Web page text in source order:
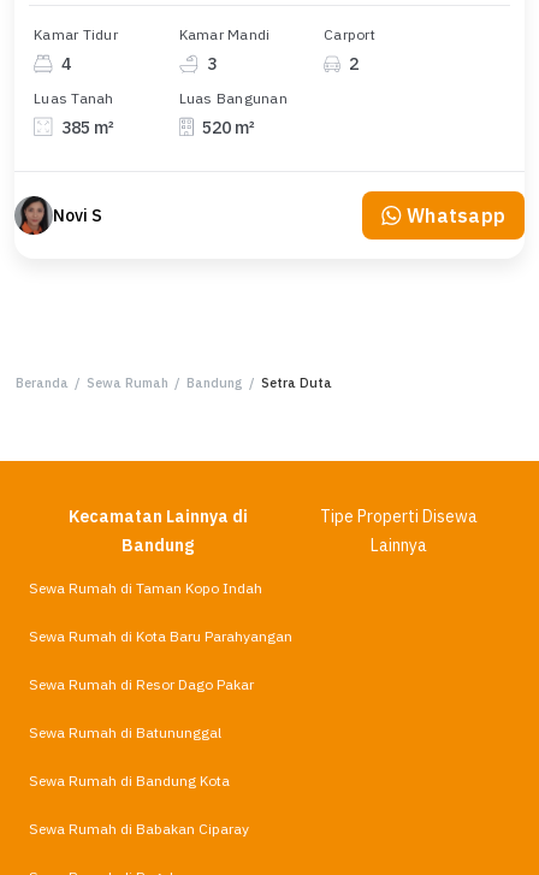
Kamar Tidur
4
Kamar Mandi
3
Carport
2
Luas Tanah
385 m²
Luas Bangunan
520 m²
Novi S Whatsapp
Beranda / Sewa Rumah / Bandung / Setra Duta
Kecamatan Lainnya di
Bandung
Tipe Properti Disewa
Lainnya
Sewa Rumah di Taman Kopo Indah
Sewa Rumah di Kota Baru Parahyangan
Sewa Rumah di Resor Dago Pakar
Sewa Rumah di Batununggal
Sewa Rumah di Bandung Kota
Sewa Rumah di Babakan Ciparay